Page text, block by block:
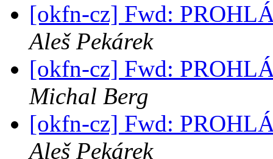
[okfn-cz] Fwd:
Aleš Pekárek
[okfn-cz] Fwd:
Michal Berg
[okfn-cz] Fwd:
Aleš Pekárek